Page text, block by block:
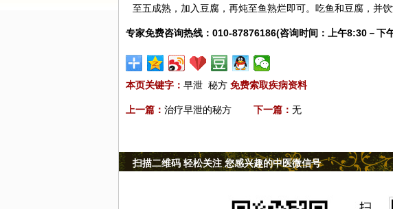
至五成熟，加入豆腐，再炖至鱼熟烂即可。吃鱼和豆腐，并饮
专家免费咨询热线：010-87876186(咨询时间：上午8:30－下
本页关键字： 早泄 秘方 免费索取疾病资料
上一篇： 治疗早泄的秘方 下一篇： 无
扫描二维码 轻松关注 您感兴趣的中医微信号